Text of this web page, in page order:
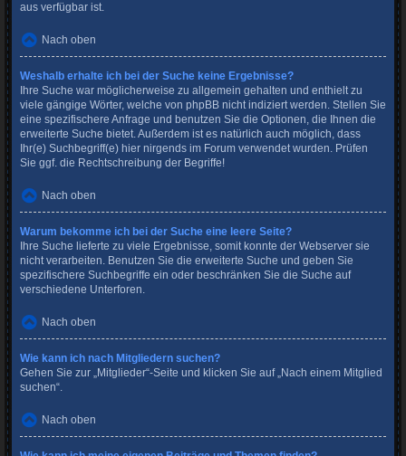
aus verfügbar ist.
Nach oben
Weshalb erhalte ich bei der Suche keine Ergebnisse?
Ihre Suche war möglicherweise zu allgemein gehalten und enthielt zu
viele gängige Wörter, welche von phpBB nicht indiziert werden. Stellen Sie
eine spezifischere Anfrage und benutzen Sie die Optionen, die Ihnen die
erweiterte Suche bietet. Außerdem ist es natürlich auch möglich, dass
Ihr(e) Suchbegriff(e) hier nirgends im Forum verwendet wurden. Prüfen
Sie ggf. die Rechtschreibung der Begriffe!
Nach oben
Warum bekomme ich bei der Suche eine leere Seite?
Ihre Suche lieferte zu viele Ergebnisse, somit konnte der Webserver sie
nicht verarbeiten. Benutzen Sie die erweiterte Suche und geben Sie
spezifischere Suchbegriffe ein oder beschränken Sie die Suche auf
verschiedene Unterforen.
Nach oben
Wie kann ich nach Mitgliedern suchen?
Gehen Sie zur „Mitglieder“-Seite und klicken Sie auf „Nach einem Mitglied
suchen“.
Nach oben